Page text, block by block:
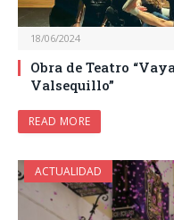
18/06/2024
Obra de Teatro
Valsequillo”
READ MORE
ACTUALIDAD